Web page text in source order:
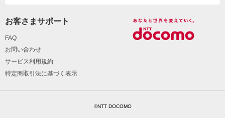
お客さまサポート
FAQ
お問い合わせ
サービス利用規約
特定商取引法に基づく表示
©NTT DOCOMO